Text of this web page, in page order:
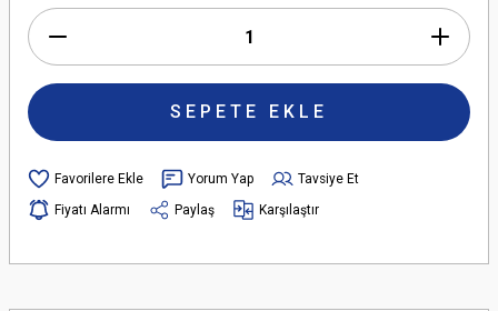
SEPETE EKLE
Yorum Yap
Tavsiye Et
Fiyatı Alarmı
Paylaş Karşılaştır